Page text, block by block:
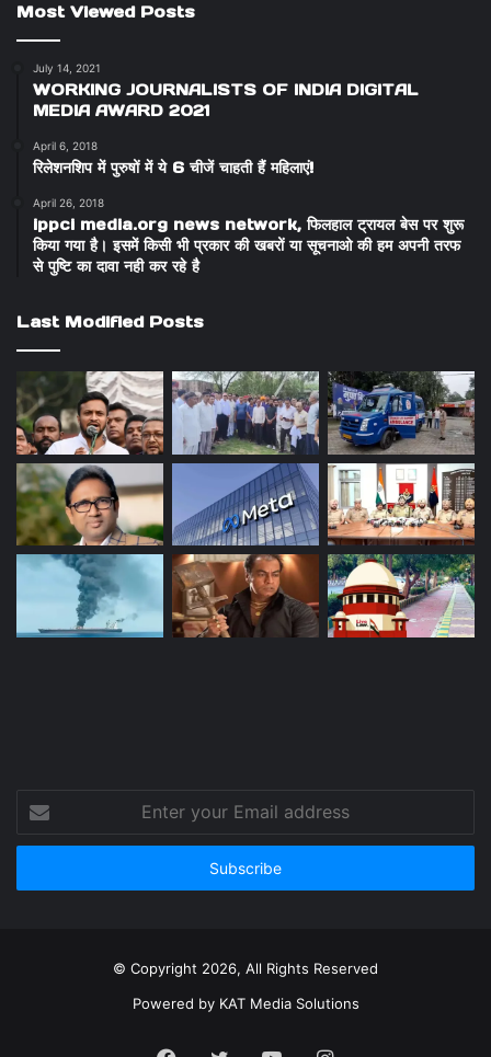
Most Viewed Posts
July 14, 2021
WORKING JOURNALISTS OF INDIA DIGITAL
MEDIA AWARD 2021
April 6, 2018
रिलेशनशिप में पुरुषों में ये 6 चीजें चाहती हैं महिलाएं!
April 26, 2018
ippci media.org news network, फिलहाल ट्रायल बेस पर शुरू
किया गया है। इसमें किसी भी प्रकार की खबरों या सूचनाओ की हम अपनी तरफ
से पुष्टि का दावा नही कर रहे है
Last Modified Posts
your
Email
© Copyright 2026, All Rights Reserved
Powered by KAT Media Solutions